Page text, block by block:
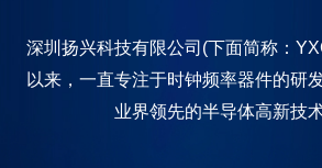
深圳扬兴科技有限公司(下面简称：
以来，一直专注于时钟频率器件的研
业界领先的半导体高新技术